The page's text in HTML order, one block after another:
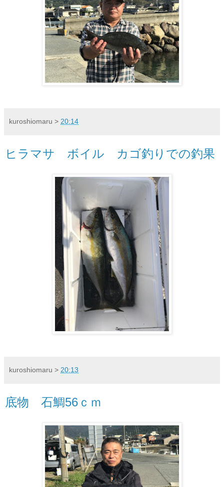
kuroshiomaru > 20:14
ヒラマサ ボイル カゴ釣りでの釣果
kuroshiomaru > 20:13
底物 石鯛56ｃｍ